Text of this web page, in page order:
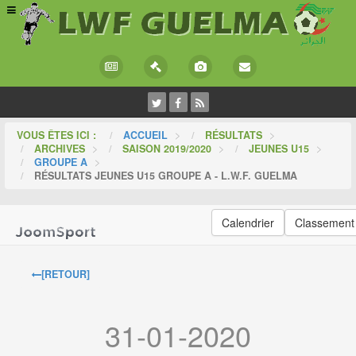
VOUS ÊTES ICI : ACCUEIL > RÉSULTATS >
ARCHIVES > SAISON 2019/2020 > JEUNES U15 >
GROUPE A >
RÉSULTATS JEUNES U15 GROUPE A - L.W.F. GUELMA
Calendrier Classement
[RETOUR]
31-01-2020